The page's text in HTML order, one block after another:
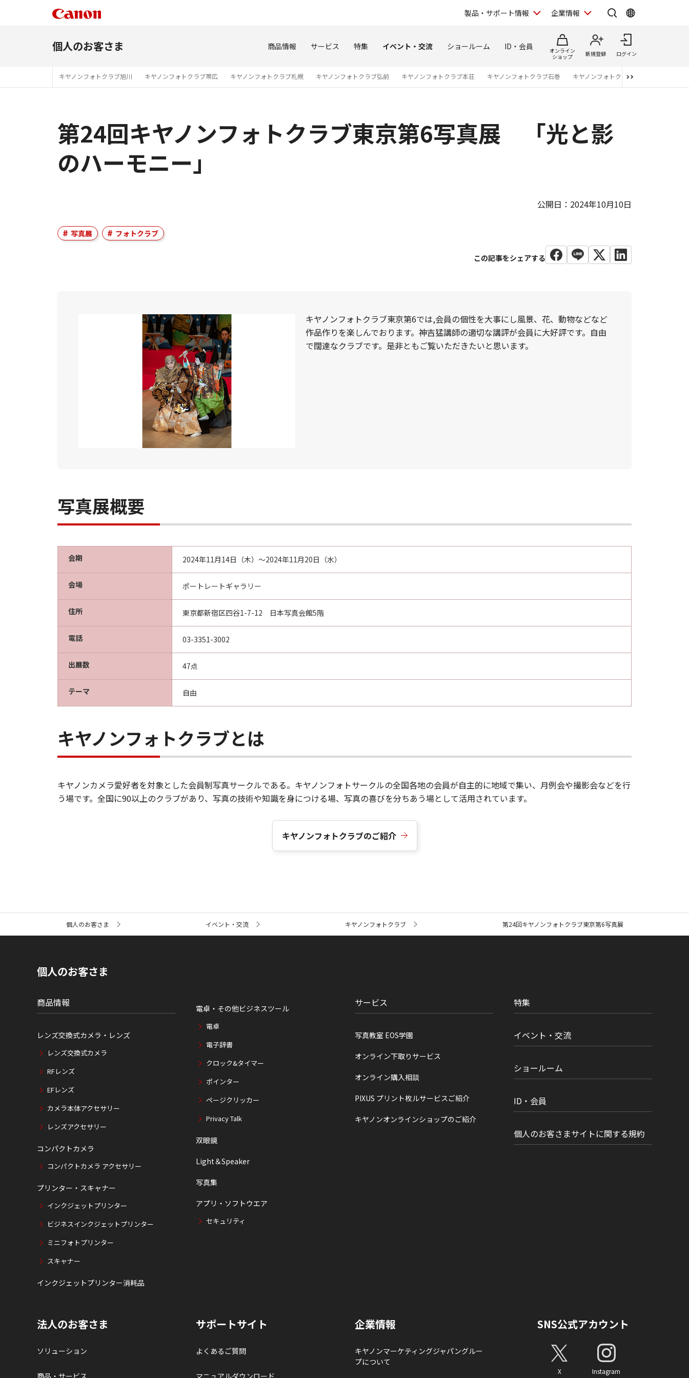
製品・サポート情報 企業情報
個人のお客さま 商品情報 サービス 特集 イベント・交流 ショールーム ID・会員
オンライン
ショップ
新規登録 ログイン
キヤノンフォトクラブ旭川 キヤノンフォトクラブ帯広 キヤノンフォトクラブ札幌 キヤノンフォトクラブ弘前 キヤノンフォトクラブ本荘 キヤノンフォトクラブ石巻 キヤノンフォトクラブ仙台
第24回キヤノンフォトクラブ東京第6写真展 「光と影
のハーモニー」
公開日：2024年10月10日
写真展 フォトクラブ
キヤノンフォトクラブ東京第6では,会員の個性を大事にし風景、花、動物などなど
作品作りを楽しんでおります。神吉猛講師の適切な講評が会員に大好評です。自由
で闊達なクラブです。是非ともご覧いただきたいと思います。
写真展概要
会期 2024年11月14日（木）～2024年11月20日（水）
会場 ポートレートギャラリー
住所 東京都新宿区四谷1-7-12 日本写真会館5階
電話 03-3351-3002
出展数 47点
テーマ 自由
キヤノンフォトクラブとは
キヤノンカメラ愛好者を対象とした会員制写真サークルである。キヤノンフォトサークルの全国各地の会員が自主的に地域で集い、月例会や撮影会などを行
う場です。全国に90以上のクラブがあり、写真の技術や知識を身につける場、写真の喜びを分ちあう場として活用されています。
キヤノンフォトクラブのご紹介
ト
個人のお客さま イベント・交流 キヤノンフォトクラブ 第24回キヤノンフォトクラブ東京第6写真展
個人のお客さま
商品情報
レンズ交換式カメラ・レンズ
レンズ交換式カメラ
RFレンズ
EFレンズ
カメラ本体アクセサリー
レンズアクセサリー
コンパクトカメラ
コンパクトカメラ アクセサリー
プリンター・スキャナー
インクジェットプリンター
ビジネスインクジェットプリンター
ミニフォトプリンター
スキャナー
インクジェットプリンター消耗品
電卓・その他ビジネスツール
電卓
電子辞書
クロック&タイマー
ポインター
ページクリッカー
Privacy Talk
双眼鏡
Light＆Speaker
写真集
アプリ・ソフトウエア
セキュリティ
サービス
写真教室 EOS学園
オンライン下取りサービス
オンライン購入相談
PIXUS プリント枚ルサービスご紹介
キヤノンオンラインショップのご紹介
特集
イベント・交流
ショールーム
ID・会員
個人のお客さまサイトに関する規約
法人のお客さま
ソリューション
商品・サービス
サポートサイト
よくあるご質問
マニュアルダウンロード
企業情報
キヤノンマーケティングジャパングルー
プについて
SNS公式アカウント
X Instagram